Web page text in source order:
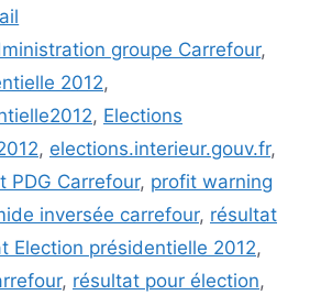
groupe Carrefour,
2012,
, Elections
, elections.interieur.gouv.fr,
PDG Carrefour, profit warning
inversée carrefour, résultat
Election présidentielle 2012,
, résultat pour élection,